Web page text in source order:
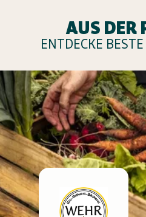
AUS DER
ENTDECKE